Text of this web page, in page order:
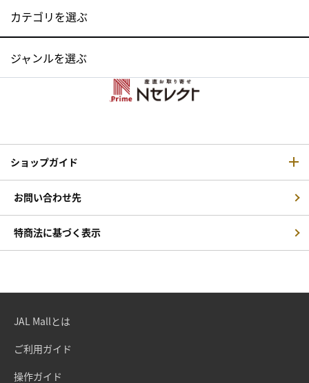
カテゴリを選ぶ
ジャンルを選ぶ
ショップガイド
お問い合わせ先
特商法に基づく表示
JAL Mallとは
ご利用ガイド
操作ガイド